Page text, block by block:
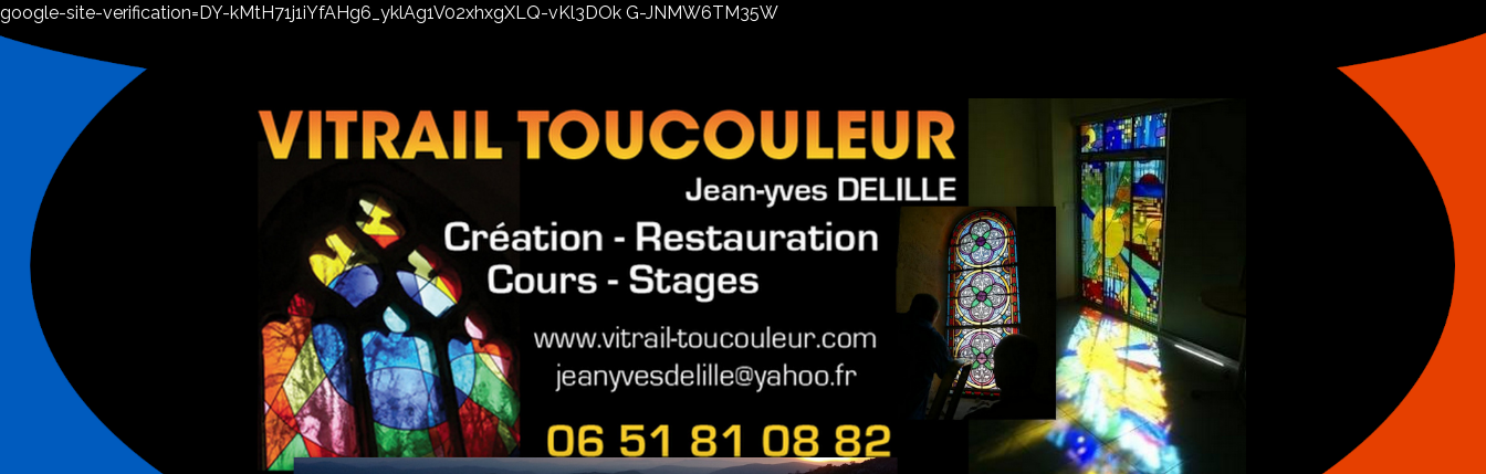
google-site-verification=DY-kMtH71j1iYfAHg6_yklAg1V02xhxgXLQ-vKl3DOk G-JNMW6TM35W